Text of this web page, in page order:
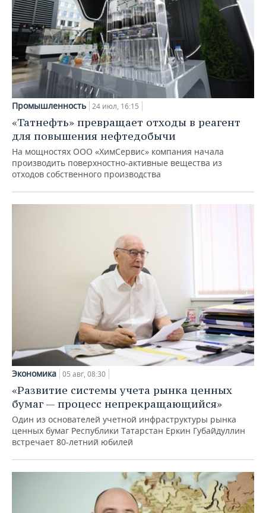
Промышленность 24 июл, 16:15
«Татнефть» превращает отходы в реагент
для повышения нефтедобычи
На мощностях ООО «ХимСервис» компания начала
производить поверхностно-активные вещества из
отходов собственного производства
Экономика 05 авг, 08:30
«Развитие системы учета рынка ценных
бумаг — процесс непрекращающийся»
Один из основателей учетной инфраструктуры рынка
ценных бумаг Республики Татарстан Еркин Губайдуллин
встречает 80-летний юбилей